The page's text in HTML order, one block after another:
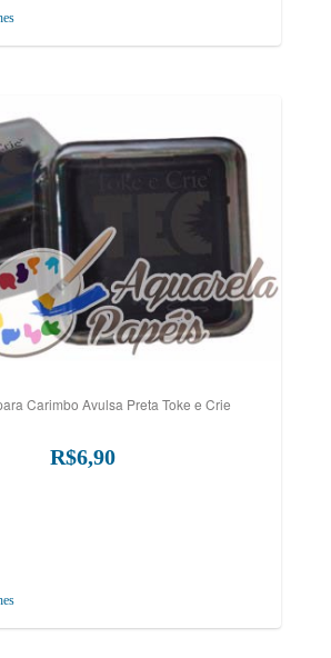
Carimbo Avulsa Preta Toke e Crie
R$6,90